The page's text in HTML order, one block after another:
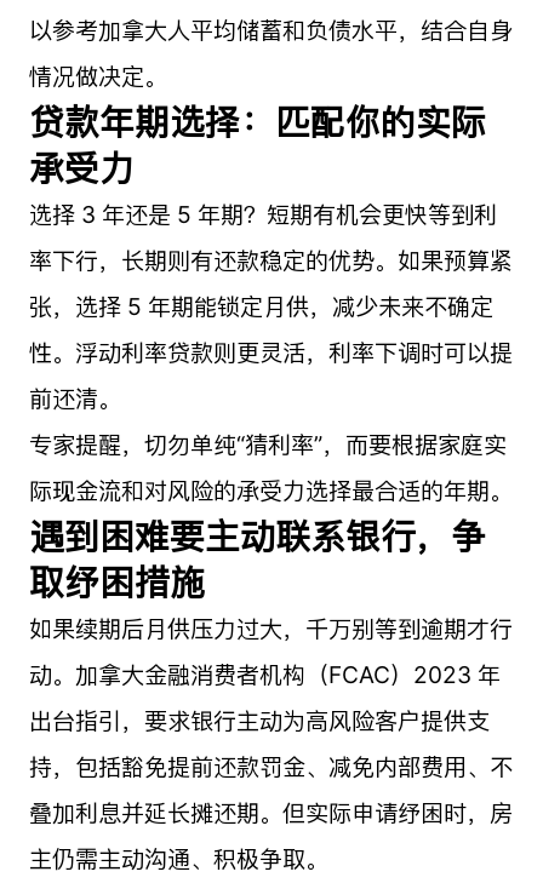
以参考加拿大人平均储蓄和负债水平，结合自身
情况做决定。
贷款年期选择：匹配你的实际
承受力
选择 3 年还是 5 年期？短期有机会更快等到利
率下行，长期则有还款稳定的优势。如果预算紧
张，选择 5 年期能锁定月供，减少未来不确定
性。浮动利率贷款则更灵活，利率下调时可以提
前还清。
专家提醒，切勿单纯“猜利率”，而要根据家庭实
际现金流和对风险的承受力选择最合适的年期。
遇到困难要主动联系银行，争
取纾困措施
如果续期后月供压力过大，千万别等到逾期才行
动。加拿大金融消费者机构（FCAC）2023 年
出台指引，要求银行主动为高风险客户提供支
持，包括豁免提前还款罚金、减免内部费用、不
叠加利息并延长摊还期。但实际申请纾困时，房
主仍需主动沟通、积极争取。